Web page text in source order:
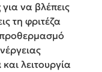
για να βλέπεις
τη φριτέζα
και λειτουργία